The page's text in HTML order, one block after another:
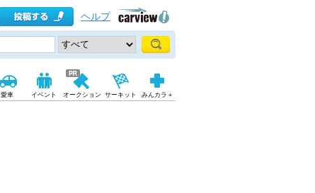
ヘルプ
愛車 イベント オークション サーキット みんカラ＋